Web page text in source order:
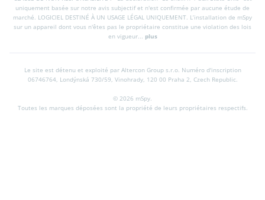
uniquement basée sur notre avis subjectif et n'est confirmée par aucune étude de
marché. LOGICIEL DESTINÉ À UN USAGE LÉGAL UNIQUEMENT. L’installation de mSpy
sur un appareil dont vous n'êtes pas le propriétaire constitue une violation des lois
en vigueur... plus
Le site est détenu et exploité par Altercon Group s.r.o. Numéro d'inscription
06746764, Londýnská 730/59, Vinohrady, 120 00 Praha 2, Czech Republic.
© 2026 mSpy.
Toutes les marques déposées sont la propriété de leurs propriétaires respectifs.